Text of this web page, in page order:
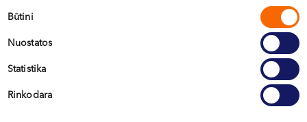
Sutikimo
Būtini
Nuostatos
Statistika
Rinkodara